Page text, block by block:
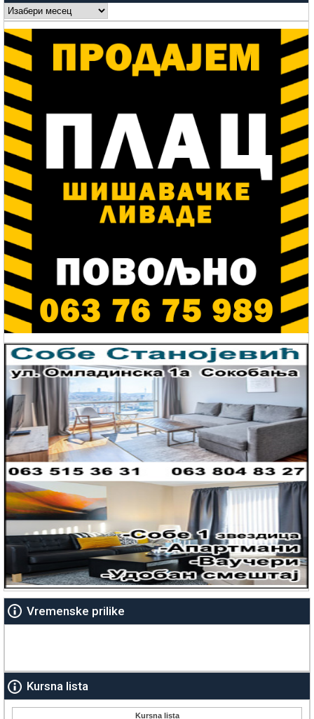
Arhive
Vremenske prilike
Kursna lista